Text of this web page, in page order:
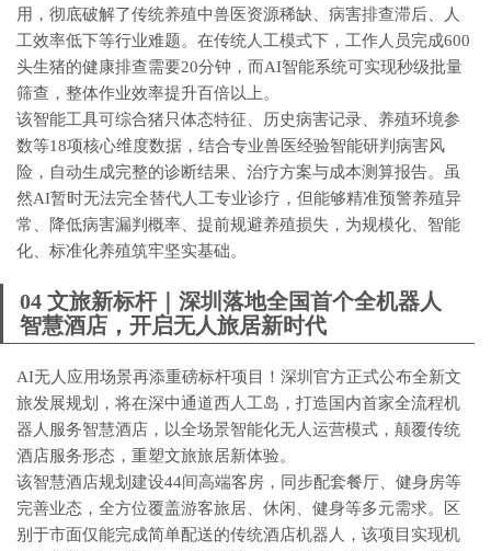
用，彻底破解了传统养殖中兽医资源稀缺、病害排查滞后、人
工效率低下等行业难题。在传统人工模式下，工作人员完成600
头生猪的健康排查需要20分钟，而AI智能系统可实现秒级批量
筛查，整体作业效率提升百倍以上。
该智能工具可综合猪只体态特征、历史病害记录、养殖环境参
数等18项核心维度数据，结合专业兽医经验智能研判病害风
险，自动生成完整的诊断结果、治疗方案与成本测算报告。虽
然AI暂时无法完全替代人工专业诊疗，但能够精准预警养殖异
常、降低病害漏判概率、提前规避养殖损失，为规模化、智能
化、标准化养殖筑牢坚实基础。
04 文旅新标杆｜深圳落地全国首个全机器人
智慧酒店，开启无人旅居新时代
AI无人应用场景再添重磅标杆项目！深圳官方正式公布全新文
旅发展规划，将在深中通道西人工岛，打造国内首家全流程机
器人服务智慧酒店，以全场景智能化无人运营模式，颠覆传统
酒店服务形态，重塑文旅旅居新体验。
该智慧酒店规划建设44间高端客房，同步配套餐厅、健身房等
完善业态，全方位覆盖游客旅居、休闲、健身等多元需求。区
别于市面仅能完成简单配送的传统酒店机器人，该项目实现机